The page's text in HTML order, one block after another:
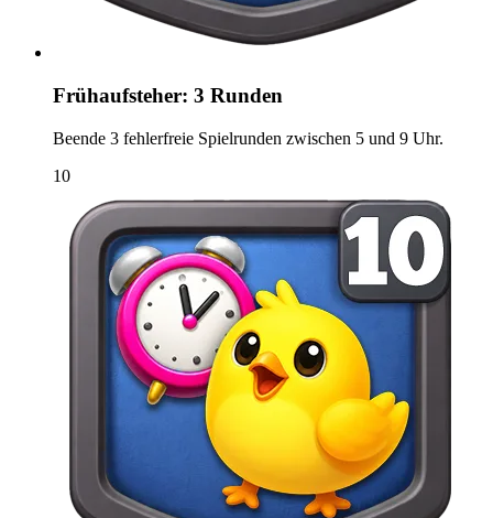
Frühaufsteher: 3 Runden
Beende 3 fehlerfreie Spielrunden zwischen 5 und 9 Uhr.
10